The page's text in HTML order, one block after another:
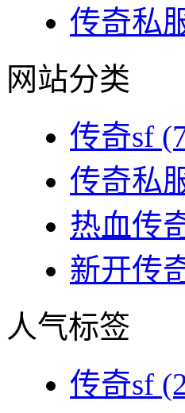
传奇私
网站分类
传奇sf
传奇私
热血传
新开传
人气标签
传奇sf